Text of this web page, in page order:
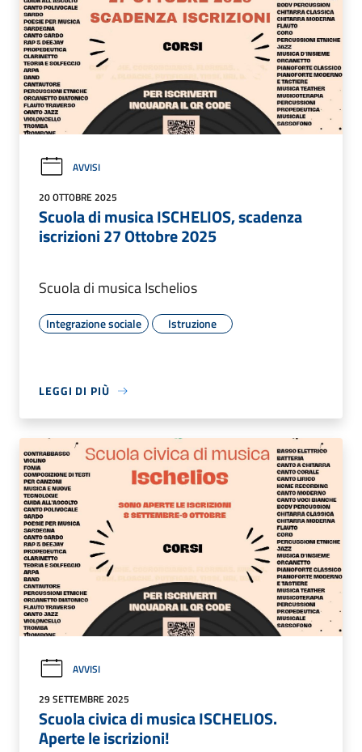
AVVISI
20 OTTOBRE 2025
Scuola di musica ISCHELIOS, scadenza
iscrizioni 27 Ottobre 2025
Scuola di musica Ischelios
Integrazione sociale Istruzione
LEGGI DI PIÙ
AVVISI
29 SETTEMBRE 2025
Scuola civica di musica ISCHELIOS.
Aperte le iscrizioni!